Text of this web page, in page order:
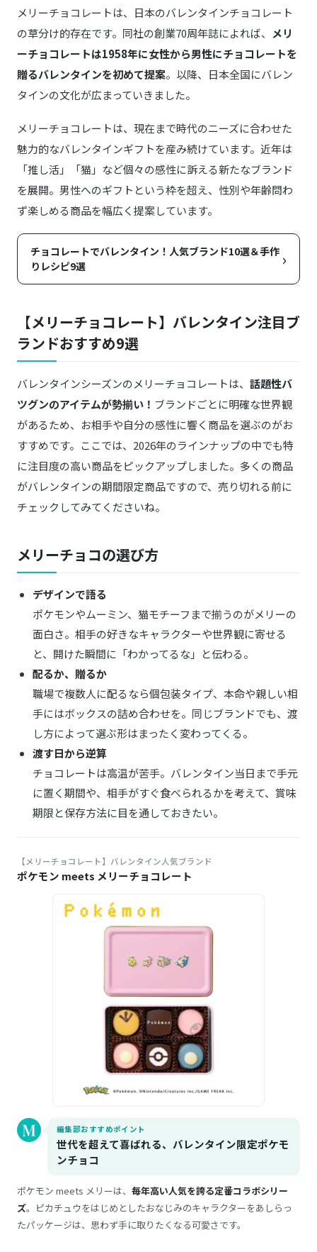
メリーチョコレートは、日本のバレンタインチョコレート
の草分け的存在です。同社の創業70周年誌によれば、 メリ
ーチョコレートは1958年に女性から男性にチョコレートを
贈るバレンタインを初めて提案。以降、日本全国にバレン
タインの文化が広まっていきました。
メリーチョコレートは、現在まで時代のニーズに合わせた
魅力的なバレンタインギフトを産み続けています。近年は
「推し活」「猫」など個々の感性に訴える新たなブランド
を展開。男性へのギフトという枠を超え、性別や年齢問わ
ず楽しめる商品を幅広く提案しています。
チョコレートでバレンタイン！人気ブランド10選＆手作
りレシピ9選
›
【メリーチョコレート】バレンタイン注目ブ
ランドおすすめ9選
バレンタインシーズンのメリーチョコレートは、 話題性バ
ツグンのアイテムが勢揃い！ ブランドごとに明確な世界観
があるため、お相手や自分の感性に響く商品を選ぶのがお
すすめです。ここでは、2026年のラインナップの中でも特
に注目度の高い商品をピックアップしました。多くの商品
がバレンタインの期間限定商品ですので、売り切れる前に
チェックしてみてくださいね。
メリーチョコの選び方
デザインで語る
ポケモンやムーミン、猫モチーフまで揃うのがメリーの
面白さ。相手の好きなキャラクターや世界観に寄せる
と、開けた瞬間に「わかってるな」と伝わる。
配るか、贈るか
職場で複数人に配るなら個包装タイプ、本命や親しい相
手にはボックスの詰め合わせを。同じブランドでも、渡
し方によって選ぶ形はまったく変わってくる。
渡す日から逆算
チョコレートは高温が苦手。バレンタイン当日まで手元
に置く期間や、相手がすぐ食べられるかを考えて、賞味
期限と保存方法に目を通しておきたい。
【メリーチョコレート】バレンタイン人気ブランド
ポケモン meets メリーチョコレート
編集部おすすめポイント
世代を超えて喜ばれる、バレンタイン限定ポケモ
ンチョコ
ポケモン meets メリーは、 毎年高い人気を誇る定番コラボシリー
ズ。ピカチュウをはじめとしたおなじみのキャラクターをあしらっ
たパッケージは、思わず手に取りたくなる可愛さです。